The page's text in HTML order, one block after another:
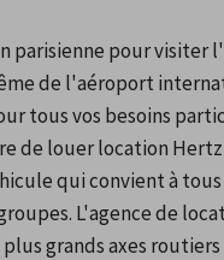
parisienne pour
de l'aéroport
tous vos besoins
de louer location
qui convient à
L'agence de
grands axes